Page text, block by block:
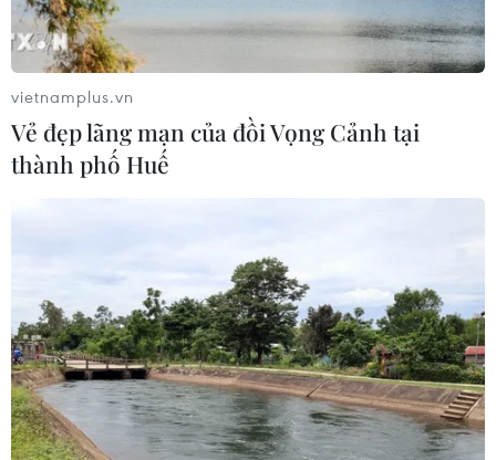
Bãi bỏ một số văn bản quy phạm
pháp luật không còn phù hợp
06/08/2026 09:59
Khởi tố người đi bộ gây tai nạn chết
người trên quốc lộ ở Quảng Trị
Khởi tố Chủ tịch Hội đồng quản trị,
Giám đốc Công ty cổ phần Mekolor
06/08/2026 09:06
vietnamplus.vn
Vẻ đẹp lãng mạn của đồi Vọng Cảnh tại
thành phố Huế